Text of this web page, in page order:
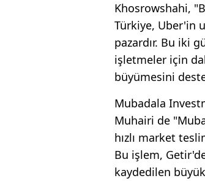
Khosrowshahi,
Türkiye, Uber'in
pazardır. Bu iki
işletmeler için
büyümesini
Mubadala
Muhairi de
hızlı market
Bu işlem,
kaydedilen